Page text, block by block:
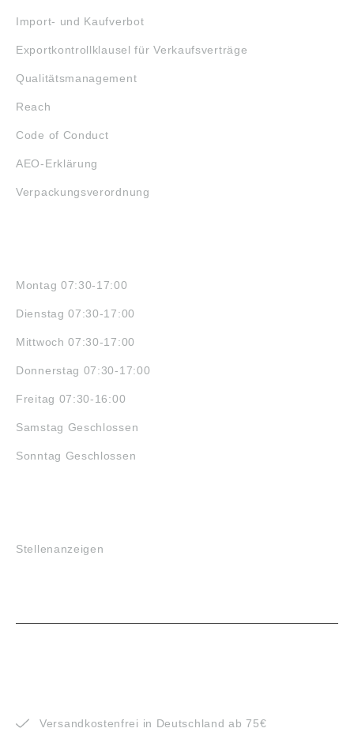
Import- und Kaufverbot
Exportkontrollklausel für Verkaufsverträge
Qualitätsmanagement
Reach
Code of Conduct
AEO-Erklärung
Verpackungsverordnung
Montag 07:30-17:00
Dienstag 07:30-17:00
Mittwoch 07:30-17:00
Donnerstag 07:30-17:00
Freitag 07:30-16:00
Samstag Geschlossen
Sonntag Geschlossen
Stellenanzeigen
Versandkostenfrei in Deutschland ab 75€